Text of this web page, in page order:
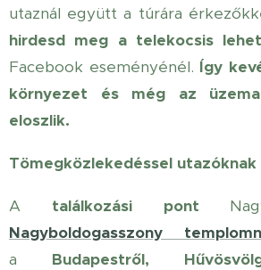
utaznál együtt a túrára
hirdesd meg a telekocsis
Facebook eseményénél. Így
környezet és még az
eloszlik.
Tömegközlekedéssel utazóknak
A találkozási pont
Nagyboldogasszony
a Budapestről,